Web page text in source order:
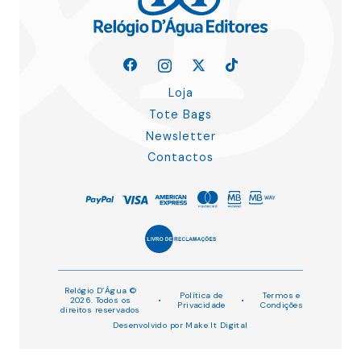
Loja
Tote Bags
Newsletter
Contactos
Relógio D’Água ©
2026. Todos os
direitos reservados
•
Política de
Privacidade
•
Termos e
Condições
Desenvolvido por Make It Digital